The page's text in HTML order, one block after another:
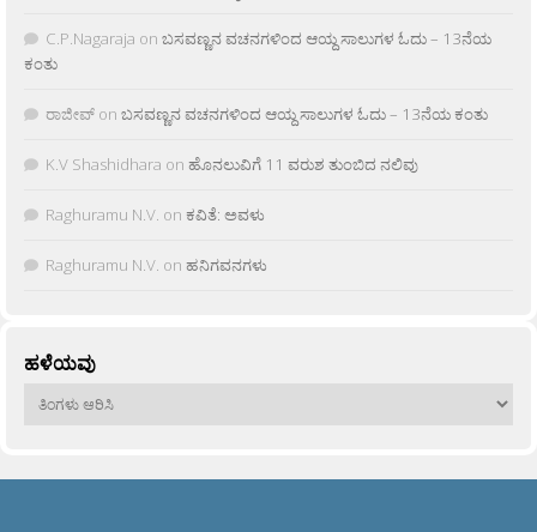
C.P.Nagaraja on ಬಸವಣ್ಣನ ವಚನಗಳಿಂದ ಆಯ್ದ ಸಾಲುಗಳ ಓದು – 13ನೆಯ
ಕಂತು
ರಾಜೀವ್ on ಬಸವಣ್ಣನ ವಚನಗಳಿಂದ ಆಯ್ದ ಸಾಲುಗಳ ಓದು – 13ನೆಯ ಕಂತು
K.V Shashidhara on ಹೊನಲುವಿಗೆ 11 ವರುಶ ತುಂಬಿದ ನಲಿವು
Raghuramu N.V. on ಕವಿತೆ: ಅವಳು
Raghuramu N.V. on ಹನಿಗವನಗಳು
ಹಳೆಯವು
ಹಳೆಯವು